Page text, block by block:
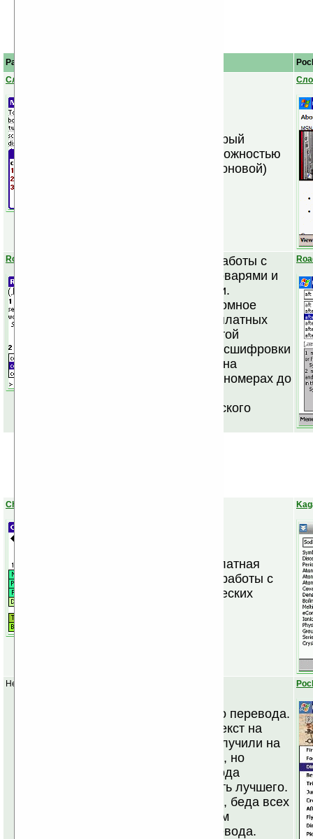
Palm OS
СловоЕд
Удобный и быстрый
словарик с возможностью
резидентной (фоновой)
RoadLingua
Оболочка для работы с
различными словарями и
энциклопедиями.
Существует огромное
количество бесплатных
словарей для этой
оболочки - от расшифровки
кодов областей на
автомобильных номерах до
Энциклопедического
ChemTable
Удобная и бесплатная
программа для работы с
таблицей химических
Нет аналогов
автоматического перевода.
Загнали в нее текст на
английском - получили на
русском. Просто, но
качество перевода
оставляет желать лучшего.
Это, собственно, беда всех
массовых систем
машинного перевода.